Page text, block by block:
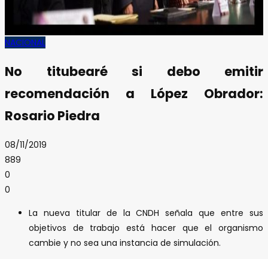
NACIONAL
No titubearé si debo emitir
recomendación a López Obrador:
Rosario Piedra
08/11/2019
889
0
0
La nueva titular de la CNDH señala que entre sus
objetivos de trabajo está hacer que el organismo
cambie y no sea una instancia de simulación.